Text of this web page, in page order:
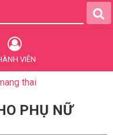
VIÊN
thai
PHỤ NỮ